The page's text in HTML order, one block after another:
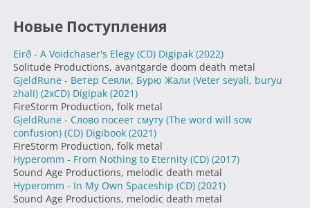
Новые Поступления
Eirð - A Voidchaser's Elegy (CD) Digipak (2022)
Solitude Productions, avantgarde doom death metal
GjeldRune - Ветер Сеяли, Бурю Жали (Veter seyali, buryu
zhali) (2xCD) Digipak (2021)
FireStorm Production, folk metal
GjeldRune - Слово посеет смуту (The word will sow
confusion) (CD) Digibook (2021)
FireStorm Production, folk metal
Hyperomm - From Nothing to Eternity (CD) (2017)
Sound Age Productions, melodic death metal
Hyperomm - In My Own Spaceship (CD) (2021)
Sound Age Productions, melodic death metal